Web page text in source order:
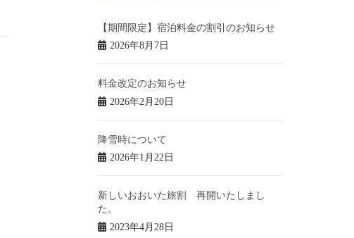
【期間限定】宿泊料金の割引のお知らせ
2026年8月7日
料金改定のお知らせ
2026年2月20日
降雪時について
2026年1月22日
新しいおおいた旅割 再開いたしまし
た。
2023年4月28日